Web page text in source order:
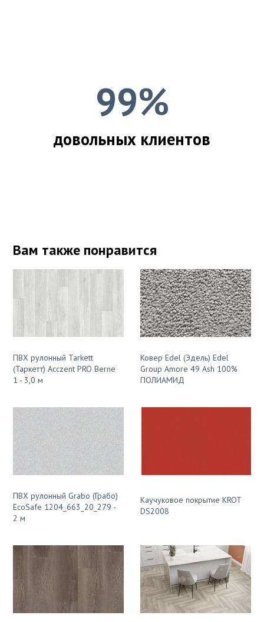
99%
довольных клиентов
Вам также понравится
ПВХ рулонный Tarkett
(Таркетт) Acczent PRO Berne
1 - 3,0 м
Ковер Edel (Эдель) Edel
Group Amore 49 Ash 100%
ПОЛИАМИД
ПВХ рулонный Grabo (Грабо)
EcoSafe 1204_663_20_279 -
2 м
Каучуковое покрытие KROT
DS2008